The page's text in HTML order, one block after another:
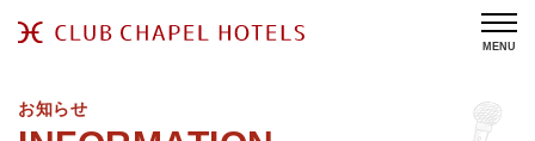
MENU
お知らせ